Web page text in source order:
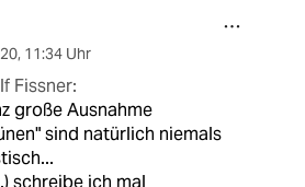
, 11:34 Uhr
Fissner:
große Ausnahme
sind natürlich niemals